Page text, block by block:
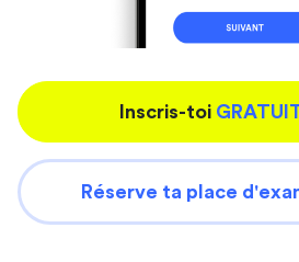
Inscris-toi
Réserve ta place